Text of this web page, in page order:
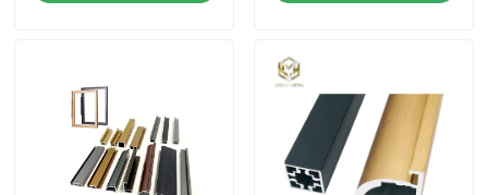
Control de Calidad
Contacto